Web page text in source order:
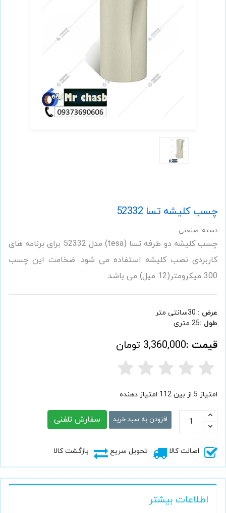
چسب کلیشه تسا 52332
دسته: صنعتی
چسب کلیشه دو طرفه تسا (tesa) مدل 52332 برای برنامه های
کاربردی نصب کلیشه استفاده می شود. ضخامت این چسب
300 میکرومتر(12 میل) می باشد.
عرض : 30سانتی متر
طول :25 متری
قیمت :3,360,000 تومان
امتیاز 5 از بین 112 امتیاز دهنده
افزودن به سبد خرید سفارش تلفنی
اصالت کالا تحویل سریع بازگشت کالا
اطلاعات بیشتر